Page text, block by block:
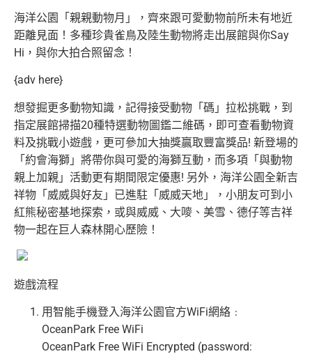
海洋公園「親親動物月」，齊來跟可愛動物前所未有地近
距離見面！ 多種珍貴雀鳥及陸生動物將走出展館與你Say
Hi，與你大拍合照留念！
{adv here}
想發掘更多動物知識，記得接受動物「碼」拉松挑戰， 到
指定展館掃描20種特選動物圖鑑二維碼， 即可查看動物資
料及挑戰小遊戲，更可參加大抽獎贏取豐富獎品! 新登場的
「約會海獅」將帶你與可愛的海獅互動，而多項「 與動物
親上加親」活動更有期間限定優惠! 另外，海洋公園全新吉
祥物「威威與好友」已進駐「威威天地」， 小朋友可到小
紅熊秘密基地探索，或與威威、大嘜、美雪、 德仔等吉祥
物一起在巨人森林開心歷險！
遊戲流程
用智能手機登入海洋公園官方WiFi網絡﹕
OceanPark Free WiFi
OceanPark Free WiFi Encrypted (password: